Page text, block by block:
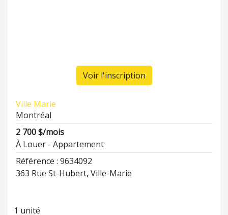
Voir l'inscription
Ville Marie
Montréal
2 700 $/mois
À Louer - Appartement
Référence : 9634092
363 Rue St-Hubert, Ville-Marie
1 unité